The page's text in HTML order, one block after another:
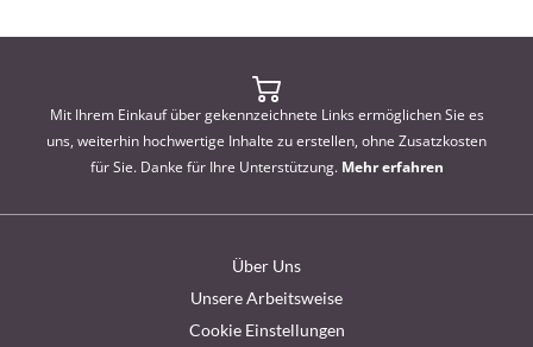
Mit Ihrem Einkauf über gekennzeichnete Links ermöglichen Sie es
uns, weiterhin hochwertige Inhalte zu erstellen, ohne Zusatzkosten
für Sie. Danke für Ihre Unterstützung. Mehr erfahren
Über Uns
Unsere Arbeitsweise
Cookie Einstellungen